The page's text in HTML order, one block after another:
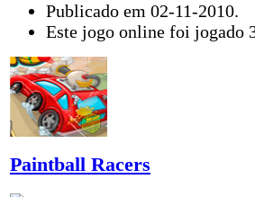
Publicado em 02-11-2010.
Este jogo online foi jogado
Paintball Racers